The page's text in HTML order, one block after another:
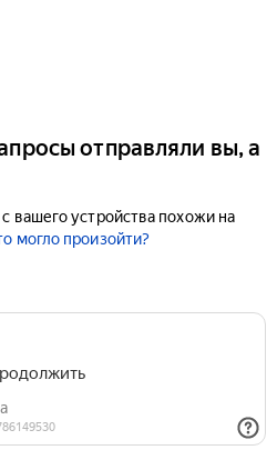
отправляли вы, а
вашего устройства похожи на
могло произойти?